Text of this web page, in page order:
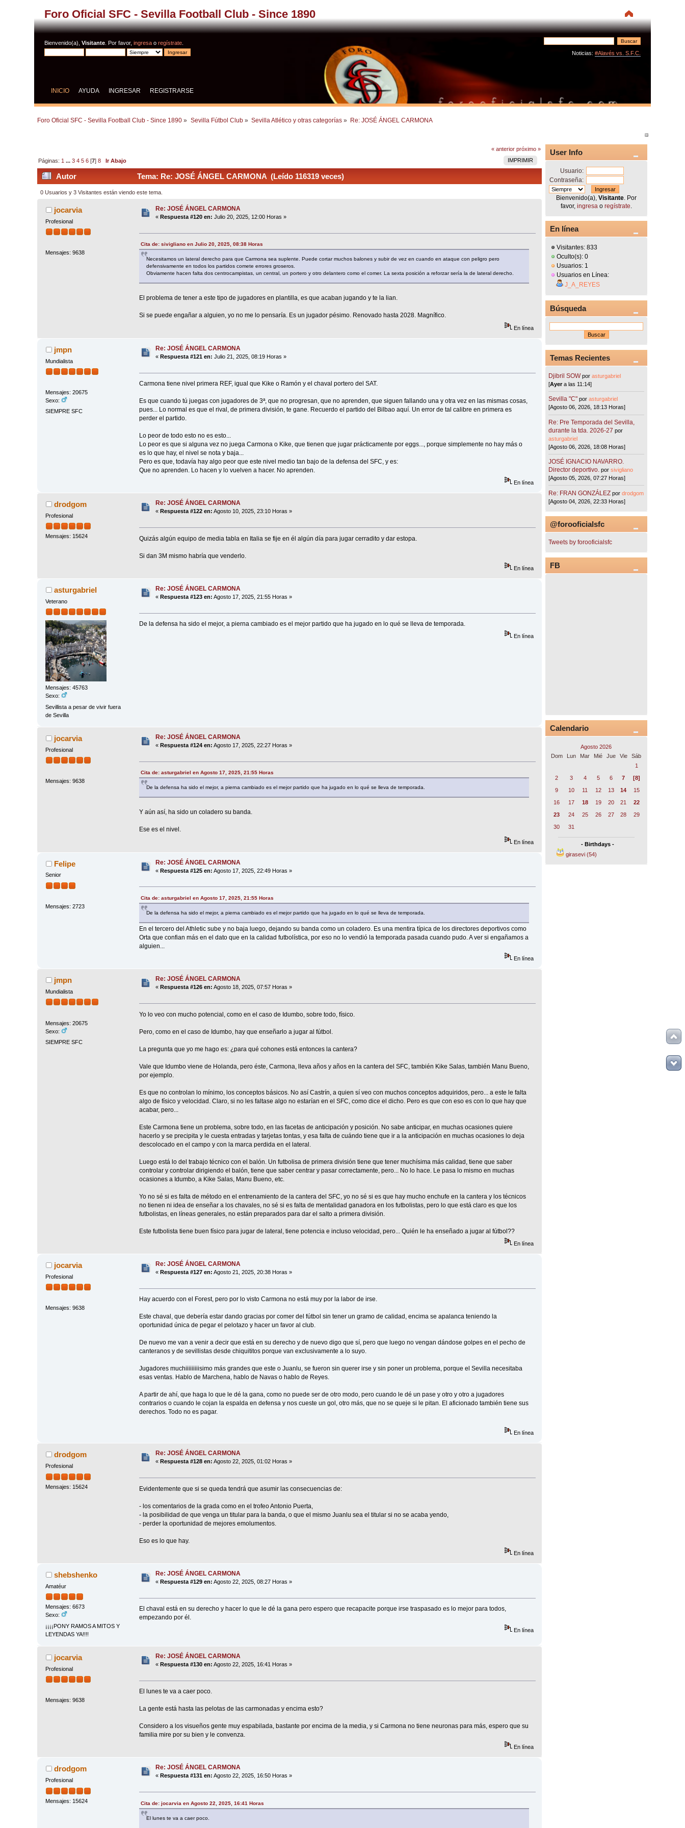
Foro Oficial SFC - Sevilla Football Club - Since 1890
Bienvenido(a),Visitante . Por favor,ingresa oregístrate
Noticias: #Alavés vs. S.F.C.
INICIO AYUDA INGRESAR REGISTRARSE
Foro Oficial SFC - Sevilla Football Club - Since 1890 » Sevilla Fútbol Club» Sevilla Atlético y otras categorías» Re: JOSÉ ÁNGEL CARMONA
« anterior próximo »
IMPRIMIR
Páginas: 1 ...3 4 5 6 [7]8 Ir Abajo
Autor Tema: Re: JOSÉ ÁNGEL CARMONA (Leído 116319 veces)
0 Usuarios y 3 Visitantes están viendo este tema.
jocarvia
Profesional
Mensajes: 9638
Re: JOSÉ ÁNGEL CARMONA
«Respuesta #120 en: Julio 20, 2025, 12:00 Horas »
Cita de: sivigliano en Julio 20, 2025, 08:38 Horas
Necesitamos un lateral derecho para que Carmona sea suplente. Puede cortar muchos balones y subir de vez en cuando en ataque con peligro pero
defensivamente en todos los partidos comete errores groseros.
Obviamente hacen falta dos centrocampistas, un central, un portero y otro delantero como el comer. La sexta posición a reforzar sería la de lateral derecho.
El problema de tener a este tipo de jugadores en plantilla, es que acaban jugando y te la lian.
Si se puede engañar a alguien, yo no me lo pensaría. Es un jugador pésimo. Renovado hasta 2028. Magnífico.
En línea
jmpn
Mundialista
Mensajes: 20675
Sexo:
SIEMPRE SFC
Re: JOSÉ ÁNGEL CARMONA
«Respuesta #121 en: Julio 21, 2025, 08:19 Horas »
Carmona tiene nivel primera REF, igual que Kike o Ramón y el chaval portero del SAT.
Es que cuando tú juegas con jugadores de 3ª, que no progresan, que no aprenden, que siguen fallando una y otra vez en las mismas cosas,
pues... Lo normal es que el rival, de primera división, te gane. Recuerdo el partido del Bilbao aquí. Un error de tal calibre en primera es
perder el partido.
Lo peor de todo esto no es esto...
Lo peor es que si alguna vez no juega Carmona o Kike, que tienen que jugar prácticamente por eggs..., porque simplemente no hay más o
es lo que hay, el nivel se nota y baja...
Pero es que, todavía hay algo peor que este nivel medio tan bajo de la defensa del SFC, y es:
Que no aprenden. Lo hacen y lo vuelven a hacer. No aprenden.
En línea
drodgom
Profesional
Mensajes: 15624
Re: JOSÉ ÁNGEL CARMONA
« Respuesta #122 en: Agosto 10, 2025, 23:10 Horas »
Quizás algún equipo de media tabla en Italia se fije en él algún día para jugar cerradito y dar estopa.
Si dan 3M mismo habría que venderlo.
En línea
asturgabriel
Veterano
Mensajes: 45763
Sexo:
Sevillista a pesar de vivir fuera
de Sevilla
Re: JOSÉ ÁNGEL CARMONA
«Respuesta #123 en: Agosto 17, 2025, 21:55 Horas »
De la defensa ha sido el mejor, a pierna cambiado es el mejor partido que ha jugado en lo qué se lleva de temporada.
En línea
jocarvia
Profesional
Mensajes: 9638
Re: JOSÉ ÁNGEL CARMONA
«Respuesta #124 en: Agosto 17, 2025, 22:27 Horas »
Cita de: asturgabriel en Agosto 17, 2025, 21:55 Horas
De la defensa ha sido el mejor, a pierna cambiado es el mejor partido que ha jugado en lo qué se lleva de temporada.
Y aún así, ha sido un coladero su banda.
Ese es el nivel.
En línea
Felipe
Senior
Mensajes: 2723
Re: JOSÉ ÁNGEL CARMONA
«Respuesta #125 en: Agosto 17, 2025, 22:49 Horas »
Cita de: asturgabriel en Agosto 17, 2025, 21:55 Horas
De la defensa ha sido el mejor, a pierna cambiado es el mejor partido que ha jugado en lo qué se lleva de temporada.
En el tercero del Athletic sube y no baja luego, dejando su banda como un coladero. Es una mentira típica de los directores deportivos como
Orta que confian más en el dato que en la calidad futbolística, por eso no lo vendió la temporada pasada cuando pudo. A ver si engañamos a
alguien...
En línea
jmpn
Mundialista
Mensajes: 20675
Sexo:
SIEMPRE SFC
Re: JOSÉ ÁNGEL CARMONA
«Respuesta #126 en: Agosto 18, 2025, 07:57 Horas »
Yo lo veo con mucho potencial, como en el caso de Idumbo, sobre todo, físico.
Pero, como en el caso de Idumbo, hay que enseñarlo a jugar al fútbol.
La pregunta que yo me hago es: ¿para qué cohones está entonces la cantera?
Vale que Idumbo viene de Holanda, pero éste, Carmona, lleva años y años en la cantera del SFC, también Kike Salas, también Manu Bueno,
por ejemplo.
Es que no controlan lo mínimo, los conceptos básicos. No así Castrín, a quien sí veo con muchos conceptos adquiridos, pero... a este le falta
algo de físico y velocidad. Claro, si no les faltase algo no estarían en el SFC, como dice el dicho. Pero es que con eso es con lo que hay que
acabar, pero...
Este Carmona tiene un problema, sobre todo, en las facetas de anticipación y posición. No sabe anticipar, en muchas ocasiones quiere
hacerlo y se precipita y le cuesta entradas y tarjetas tontas, y esa falta de cuándo tiene que ir a la anticipación en muchas ocasiones lo deja
descolocado en el campo y con la marca perdida en el lateral.
Luego está lo del trabajo técnico con el balón. Un futbolisa de primera división tiene que tener muchísima más calidad, tiene que saber
controlar y controlar dirigiendo el balón, tiene que saber centrar y pasar correctamente, pero... No lo hace. Le pasa lo mismo en muchas
ocasiones a Idumbo, a Kike Salas, Manu Bueno, etc.
Yo no sé si es falta de método en el entrenamiento de la cantera del SFC, yo no sé si es que hay mucho enchufe en la cantera y los técnicos
no tienen ni idea de enseñar a los chavales, no sé si es falta de mentalidad ganadora en los futbolistas, pero lo que está claro es que los
futbolistas, en líneas generales, no están preparados para dar el salto a primera división.
Este futbolista tiene buen físico para jugar de lateral, tiene potencia e incluso velocidad, pero... Quién le ha enseñado a jugar al fútbol??
En línea
jocarvia
Profesional
Mensajes: 9638
Re: JOSÉ ÁNGEL CARMONA
«Respuesta #127 en: Agosto 21, 2025, 20:38 Horas »
Hay acuerdo con el Forest, pero por lo visto Carmona no está muy por la labor de irse.
Este chaval, que debería estar dando gracias por comer del fútbol sin tener un gramo de calidad, encima se apalanca teniendo la
oportunidad única de pegar el pelotazo y hacer un favor al club.
De nuevo me van a venir a decir que está en su derecho y de nuevo digo que sí, pero que luego no vengan dándose golpes en el pecho de
canteranos y de sevillistas desde chiquititos porque van exclusivamente a lo suyo.
Jugadores muchiiiiiiiiisimo más grandes que este o Juanlu, se fueron sin querer irse y sin poner un problema, porque el Sevilla necesitaba
esas ventas. Hablo de Marchena, hablo de Navas o hablo de Reyes.
A partir de ahí, que haga lo que le dé la gana, como no puede ser de otro modo, pero cuando le dé un pase y otro y otro a jugadores
contrarios o cuando le cojan la espalda en defensa y nos cueste un gol, otro más, que no se queje si le pitan. El aficionado también tiene sus
derechos. Todo no es pagar.
En línea
drodgom
Profesional
Mensajes: 15624
Re: JOSÉ ÁNGEL CARMONA
« Respuesta #128 en: Agosto 22, 2025, 01:02 Horas »
Evidentemente que si se queda tendrá que asumir las consecuencias de:
- los comentarios de la grada como en el trofeo Antonio Puerta,
- la posibilidad de que venga un titular para la banda, o que el mismo Juanlu sea el titular si no se acaba yendo,
- perder la oportunidad de mejores emolumentos.
Eso es lo que hay.
En línea
shebshenko
Amatéur
Mensajes: 6673
Sexo:
¡¡¡¡PONY RAMOS A MITOS Y
LEYENDAS YA!!!!
Re: JOSÉ ÁNGEL CARMONA
«Respuesta #129 en: Agosto 22, 2025, 08:27 Horas »
El chaval está en su derecho y hacer lo que le dé la gana pero espero que recapacite porque irse traspasado es lo mejor para todos,
empezando por él.
En línea
jocarvia
Profesional
Mensajes: 9638
Re: JOSÉ ÁNGEL CARMONA
«Respuesta #130 en: Agosto 22, 2025, 16:41 Horas »
El lunes te va a caer poco.
La gente está hasta las pelotas de las carmonadas y encima esto?
Considero a los visueños gente muy espabilada, bastante por encima de la media, y si Carmona no tiene neuronas para más, espero que su
familia mire por su bien y le convenza.
En línea
drodgom
Profesional
Mensajes: 15624
Re: JOSÉ ÁNGEL CARMONA
« Respuesta #131 en: Agosto 22, 2025, 16:50 Horas »
Cita de: jocarvia en Agosto 22, 2025, 16:41 Horas
El lunes te va a caer poco.
User Info
Usuario:
Contraseña:
Bienvenido(a),Visitante . Por
favor,ingresa oregístrate
En línea
Visitantes: 833
Oculto(s): 0
Usuarios: 1
Usuarios en Línea:
J_A_REYES
Búsqueda
Temas Recientes
Djibril SOW porasturgabriel
[Ayera las 11:14]
Sevilla "C"porasturgabriel
[Agosto 06, 2026, 18:13 Horas]
Re: Pre Temporada del Sevilla,
durante la tda. 2026-27 por
asturgabriel
[Agosto 06, 2026, 18:08 Horas]
JOSÉ IGNACIO NAVARRO.
Director deportivo. porsivigliano
[Agosto 05, 2026, 07:27 Horas]
Re: FRAN GONZÁLEZ pordrodgom
[Agosto 04, 2026, 22:33 Horas]
@forooficialsfc
Tweets by forooficialsfc
FB
Calendario
Agosto 2026
Dom
Lun Mar Mié Jue Vie
Sáb
1
2
3 4 5 6 7
[8]
9
10 11 12 13 14
15
16
17 18 19 20 21
22
23
24 25 26 27 28
29
30
31
- Birthdays -
girasevi (54)